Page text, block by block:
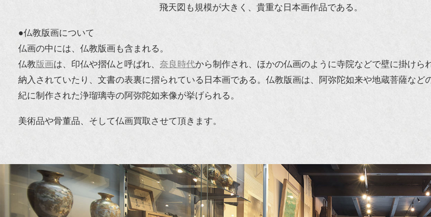
飛天図も規模が大きく、貴重な日本画作品である。
●仏教版画について
仏画の中には、仏教版画も含まれる。
仏教版画は、印仏や摺仏と呼ばれ、 奈良時代から制作され、ほかの仏画のように寺院などで壁に掛け
納入されていたり、文書の表裏に摺られている日本画である。仏教版画は、阿弥陀如来や地蔵菩薩な
紀に制作された浄瑠璃寺の阿弥陀如来像が挙げられる。
美術品や骨董品、そして仏画買取させて頂きます。